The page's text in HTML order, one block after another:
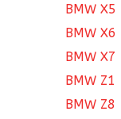
BMW X5
BMW X6
BMW X7
BMW Z1
BMW Z8